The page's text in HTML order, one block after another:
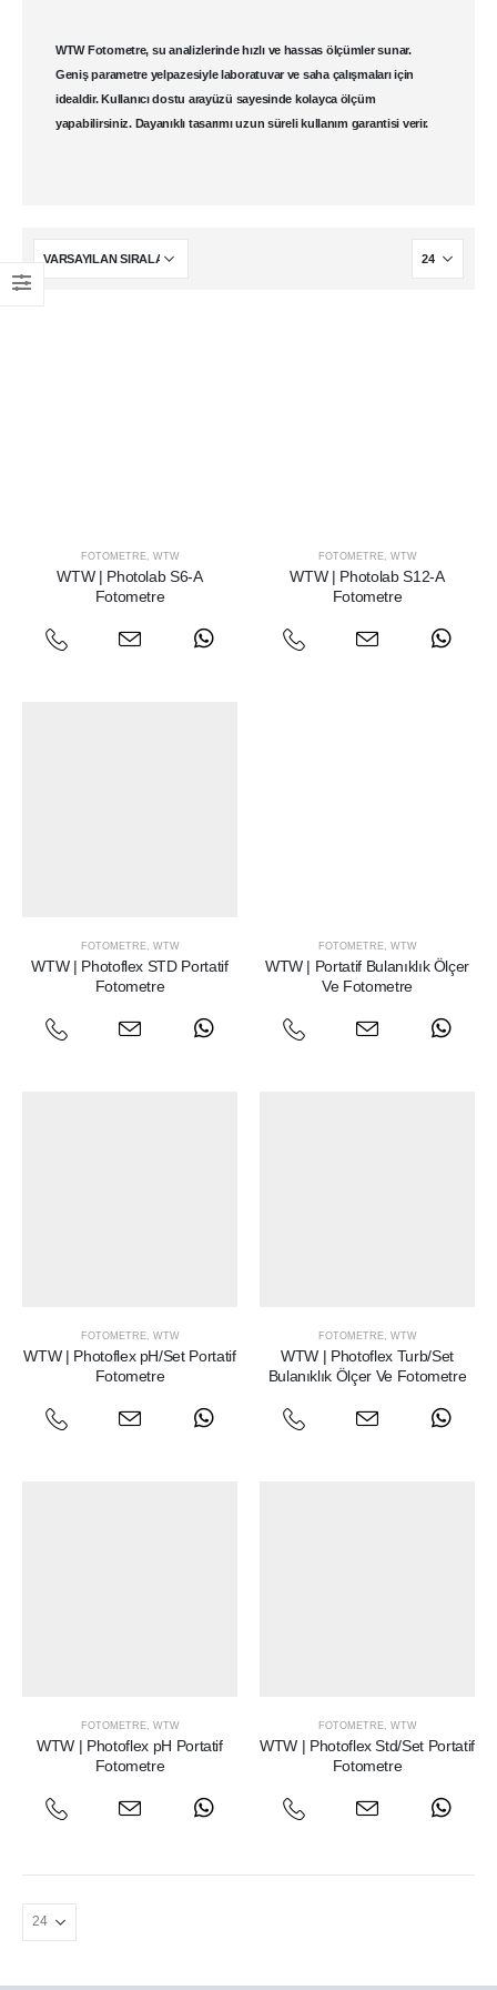
WTW Fotometre, su analizlerinde hızlı ve hassas ölçümler sunar.
Geniş parametre yelpazesiyle laboratuvar ve saha çalışmaları için
idealdir. Kullanıcı dostu arayüzü sayesinde kolayca ölçüm
yapabilirsiniz. Dayanıklı tasarımı uzun süreli kullanım garantisi verir.
FOTOMETRE, WTW
WTW | Photolab S6-A
Fotometre
FOTOMETRE, WTW
WTW | Photolab S12-A
Fotometre
FOTOMETRE, WTW
WTW | Photoflex STD Portatif
Fotometre
FOTOMETRE, WTW
WTW | Portatif Bulanıklık Ölçer
Ve Fotometre
FOTOMETRE, WTW
WTW | Photoflex pH/Set Portatif
Fotometre
FOTOMETRE, WTW
WTW | Photoflex Turb/Set
Bulanıklık Ölçer Ve Fotometre
FOTOMETRE, WTW
WTW | Photoflex pH Portatif
Fotometre
FOTOMETRE, WTW
WTW | Photoflex Std/Set Portatif
Fotometre